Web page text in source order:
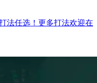
法任选！更多打法欢迎在